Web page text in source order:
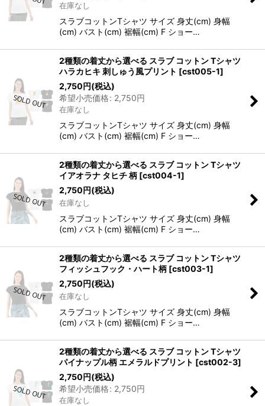
在庫なし
スラブコットンTシャツ サイズ 身丈(cm) 身幅
(cm) バスト(cm) 裾幅(cm) F ショー…
2種類の着丈から選べる スラブ コットン Tシャツ
ハラカヒキ 刺しゅう風プリント [cst005-1]
2,750円(税込)
希望小売価格: 2,750円
在庫なし
スラブコットンTシャツ サイズ 身丈(cm) 身幅
(cm) バスト(cm) 裾幅(cm) F ショー…
2種類の着丈から選べる スラブ コットン Tシャツ
イアオラナ タヒチ 柄 [cst004-1]
2,750円(税込)
在庫なし
スラブコットンTシャツ サイズ 身丈(cm) 身幅
(cm) バスト(cm) 裾幅(cm) F ショー…
2種類の着丈から選べる スラブ コットン Tシャツ
フィッシュフック・ハート柄 [cst003-1]
2,750円(税込)
在庫なし
スラブコットンTシャツ サイズ 身丈(cm) 身幅
(cm) バスト(cm) 裾幅(cm) F ショー…
2種類の着丈から選べる スラブ コットン Tシャツ
パイナップル柄 エメラルドプリント [cst002-3]
2,750円(税込)
希望小売価格: 2,750円
在庫なし